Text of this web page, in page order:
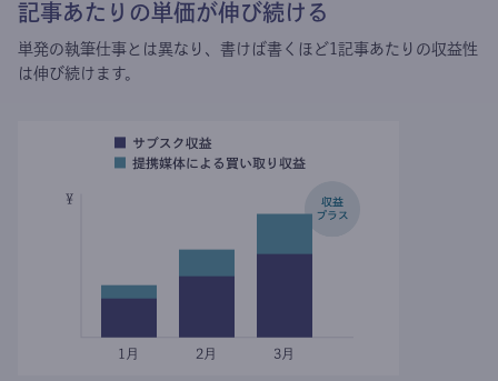
記事あたりの単価が伸び続ける
単発の執筆仕事とは異なり、 書けば書くほど1記事あたりの収益性
は伸び続けます。